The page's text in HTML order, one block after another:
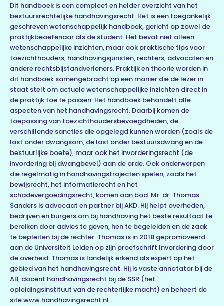
Dit handboek is een compleet en helder overzicht van het
bestuursrechtelijke handhavingsrecht. Het is een toegankelijk
geschreven wetenschappelijk handboek, gericht op zowel de
praktijkbeoefenaar als de student. Het bevat niet alleen
wetenschappelijke inzichten, maar ook praktische tips voor
toezichthouders, handhavingsjuristen, rechters, advocaten en
andere rechtsbijstandverleners. Praktijk en theorie worden in
dit handboek samengebracht op een manier die de lezer in
staat stelt om actuele wetenschappelijke inzichten direct in
de praktijk toe te passen. Het handboek behandelt alle
aspecten van het handhavingsrecht. Daarbij komen de
toepassing van toezichthoudersbevoegdheden, de
verschillende sancties die opgelegd kunnen worden (zoals de
last onder dwangsom, de last onder bestuursdwang en de
bestuurlijke boete), maar ook het invorderingsrecht (de
invordering bij dwangbevel) aan de orde. Ook onderwerpen
die regelmatig in handhavingstrajecten spelen, zoals het
bewijsrecht, het informatierecht en het
schadevergoedingsrecht, komen aan bod. Mr. dr. Thomas
Sanders is advocaat en partner bij AKD. Hij helpt overheden,
bedrijven en burgers om bij handhaving het beste resultaat te
bereiken door advies te geven, hen te begeleiden en de zaak
te bepleiten bij de rechter. Thomas is in 2018 gepromoveerd
aan de Universiteit Leiden op zijn proefschrift Invordering door
de overheid. Thomas is landelijk erkend als expert op het
gebied van het handhavingsrecht. Hij is vaste annotator bij de
AB, docent handhavingsrecht bij de SSR (het
opleidingsinstituut van de rechterlijke macht) en beheert de
site www.handhavingsrecht.nl.